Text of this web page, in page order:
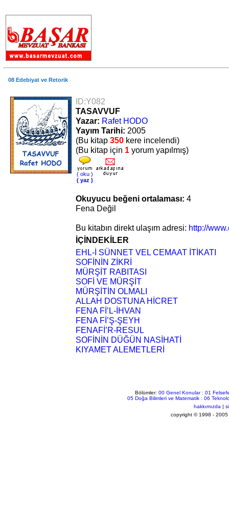
08 Edebiyat ve Retorik
ID:Y082
TASAVVUF
Yazar: Rafet HODO
Yayım Tarihi: 2005
(Bu kitap 350 kere incelendi)
(Bu kitap için 1 yorum yapılmış)
( oku )
( yaz )
Okuyucu beğeni ortalaması: 4
Fena Değil
Bu kitabın direkt ulaşım adresi: http://
İÇİNDEKİLER
EHL-İ SÜNNET VEL CEMAAT İTİKATI
SOFİNİN ZİKRİ
MÜRŞİT RABITASI
SOFİ VE MÜRŞİT
MÜRŞİTİN OLMALI
ALLAH DOSTUNA HİCRET
FENA Fİ’L-İHVAN
FENA Fİ’Ş-ŞEYH
FENAFİ’R-RESUL
SOFİNİN DÜĞÜN NASİHATİ
KIYAMET ALEMETLERİ
Bölümler: 00 Genel Konular: 01
05 Doğa Bilimleri ve Matematik: 06
hakkımızda |
copyright © 1998 - 2005